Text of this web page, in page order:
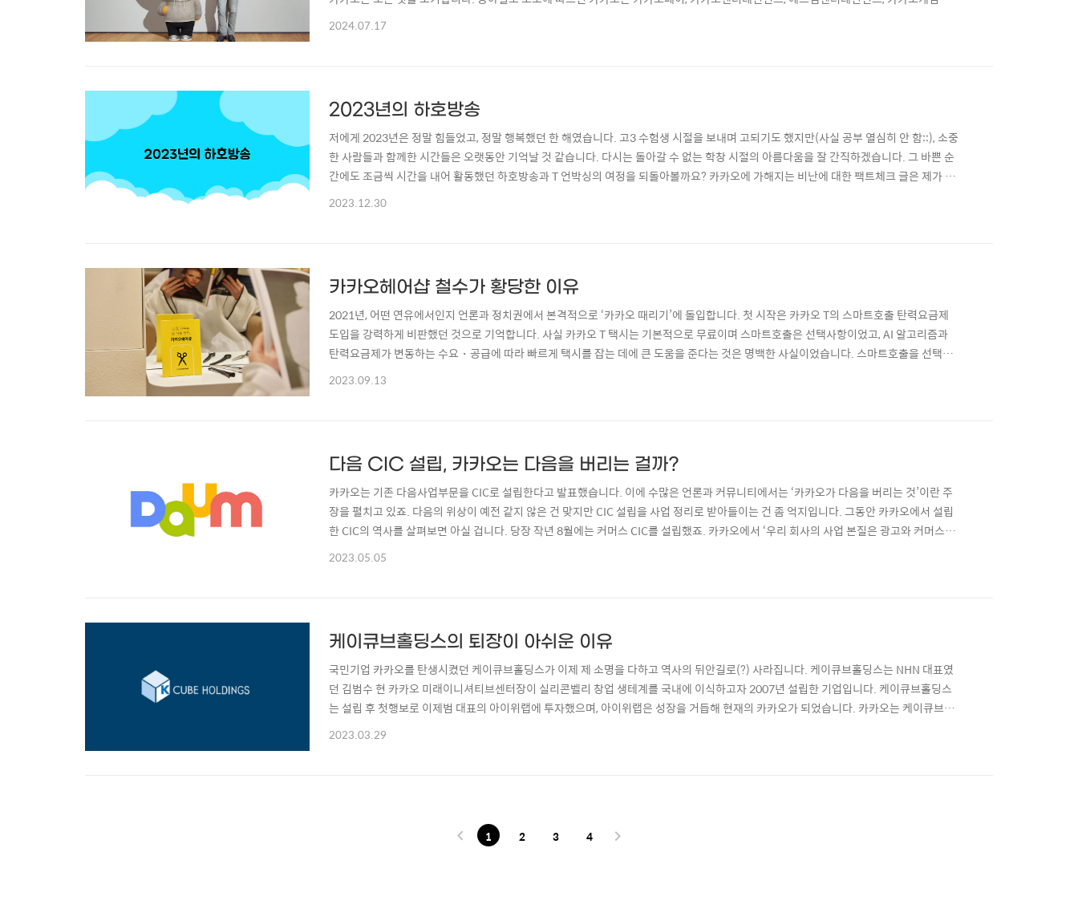
카카오브이엑스 등 대부분의 자회사를 매각하기로 결정했다고 합니다. 해당 기사가 사실이라면 주요 사업을 모두 포기하는 것과 다름없습
2024.07.17
2023년의 하호방송
저에게 2023년은 정말 힘들었고, 정말 행복했던 한 해였습니다. 고3 수험생 시절을 보내며 고되기도 했지만(사실 공부 열심히 안 함::), 소중
한 사람들과 함께한 시간들은 오랫동안 기억날 것 같습니다. 다시는 돌아갈 수 없는 학창 시절의 아름다움을 잘 간직하겠습니다. 그 바쁜 순
간에도 조금씩 시간을 내어 활동했던 하호방송과 T 언박싱의 여정을 되돌아볼까요? 카카오에 가해지는 비난에 대한 팩트체크 글은 제가 카
카오를 덕질하며 알게 된 정보들을 집약하여, 사람들의 오해를 해소시키고자 제법 공들여서 썼던 글입니다. 이 글 하나면 카카오에 대한 잘
2023.12.30
카카오헤어샵 철수가 황당한 이유
2021년, 어떤 연유에서인지 언론과 정치권에서 본격적으로 ‘카카오 때리기’에 돌입합니다. 첫 시작은 카카오 T의 스마트호출 탄력요금제
도입을 강력하게 비판했던 것으로 기억합니다. 사실 카카오 T 택시는 기본적으로 무료이며 스마트호출은 선택사항이었고, AI 알고리즘과
탄력요금제가 변동하는 수요・공급에 따라 빠르게 택시를 잡는 데에 큰 도움을 준다는 것은 명백한 사실이었습니다. 스마트호출을 선택하
면 이용자는 택시를 더 빠르게 잡을 수 있고, 택시 기사 입장에서도 콜 골라잡기를 하지 않고도 추가 수익을 거둘 수 있으니 모두에게 도움이
2023.09.13
다음 CIC 설립, 카카오는 다음을 버리는 걸까?
카카오는 기존 다음사업부문을 CIC로 설립한다고 발표했습니다. 이에 수많은 언론과 커뮤니티에서는 ‘카카오가 다음을 버리는 것’이란 주
장을 펼치고 있죠. 다음의 위상이 예전 같지 않은 건 맞지만 CIC 설립을 사업 정리로 받아들이는 건 좀 억지입니다. 그동안 카카오에서 설립
한 CIC의 역사를 살펴보면 아실 겁니다. 당장 작년 8월에는 커머스 CIC를 설립했죠. 카카오에서 ‘우리 회사의 사업 본질은 광고와 커머스
다’라고 할 만큼 커머스 사업에 대한 의지가 큰데 과연 사업을 그만두려고 CIC로 전환했을까요? 디지털 헬스케어 CIC는 카카오헬스케어로
2023.05.05
케이큐브홀딩스의 퇴장이 아쉬운 이유
국민기업 카카오를 탄생시켰던 케이큐브홀딩스가 이제 제 소명을 다하고 역사의 뒤안길로(?) 사라집니다. 케이큐브홀딩스는 NHN 대표였
던 김범수 현 카카오 미래이니셔티브센터장이 실리콘벨리 창업 생테계를 국내에 이식하고자 2007년 설립한 기업입니다. 케이큐브홀딩스
는 설립 후 첫행보로 이제범 대표의 아이위랩에 투자했으며, 아이위랩은 성장을 거듭해 현재의 카카오가 되었습니다. 카카오는 케이큐브홀
딩스의 자회사로 시작했지만(당시 아이위서비스의 아이위랩 지분율은 약 86%) 카카오톡의 성공 이후 김범수 센터장을 비롯하여 다른 기업
2023.03.29
1 2 3 4